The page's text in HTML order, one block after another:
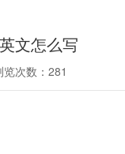
文怎么写
览次数：281